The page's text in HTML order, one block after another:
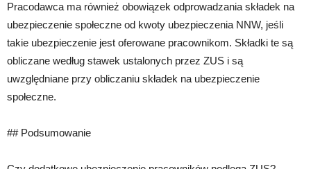
Pracodawca ma również obowiązek odprowadzania składek na
ubezpieczenie społeczne od kwoty ubezpieczenia NNW, jeśli
takie ubezpieczenie jest oferowane pracownikom. Składki te są
obliczane według stawek ustalonych przez ZUS i są
uwzględniane przy obliczaniu składek na ubezpieczenie
społeczne.
## Podsumowanie